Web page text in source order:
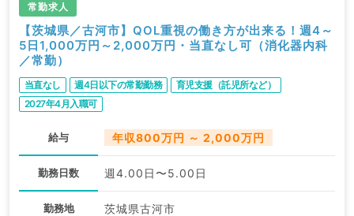
常勤求人
【茨城県／古河市】QOL重視の働き方が出来る！週4～
5日1,000万円～2,000万円・当直なし可（消化器内科
／常勤）
当直なし 週4日以下の常勤勤務
育児支援（託児所など）
2027年4月入職可
給与 年収800万円 ～ 2,000万円
勤務日数 週4.00日〜5.00日
勤務地 茨城県古河市